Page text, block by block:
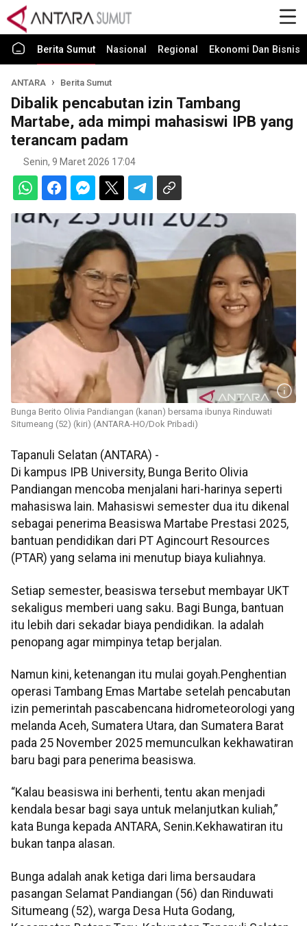
Berita Sumut Nasional Regional Ekonomi Dan Bisnis
ANTARA Berita Sumut
Dibalik pencabutan izin Tambang
Martabe, ada mimpi mahasiswi IPB yang
terancam padam
Senin, 9 Maret 2026 17:04
Bunga Berito Olivia Pandiangan (kanan) bersama ibunya Rinduwati
Situmeang (52) (kiri) (ANTARA-HO/Dok Pribadi)
Tapanuli Selatan (ANTARA) -
Di kampus IPB University, Bunga Berito Olivia
Pandiangan mencoba menjalani hari-harinya seperti
mahasiswa lain. Mahasiswi semester dua itu dikenal
sebagai penerima Beasiswa Martabe Prestasi 2025,
bantuan pendidikan dari PT Agincourt Resources
(PTAR) yang selama ini menutup biaya kuliahnya.
Setiap semester, beasiswa tersebut membayar UKT
sekaligus memberi uang saku. Bagi Bunga, bantuan
itu lebih dari sekadar biaya pendidikan. Ia adalah
penopang agar mimpinya tetap berjalan.
Namun kini, ketenangan itu mulai goyah.Penghentian
operasi Tambang Emas Martabe setelah pencabutan
izin pemerintah pascabencana hidrometeorologi yang
melanda Aceh, Sumatera Utara, dan Sumatera Barat
pada 25 November 2025 memunculkan kekhawatiran
baru bagi para penerima beasiswa.
“Kalau beasiswa ini berhenti, tentu akan menjadi
kendala besar bagi saya untuk melanjutkan kuliah,”
kata Bunga kepada ANTARA, Senin.Kekhawatiran itu
bukan tanpa alasan.
Bunga adalah anak ketiga dari lima bersaudara
pasangan Selamat Pandiangan (56) dan Rinduwati
Situmeang (52), warga Desa Huta Godang,